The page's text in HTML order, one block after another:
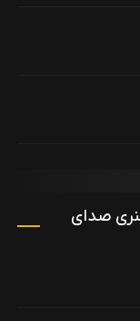
صدای